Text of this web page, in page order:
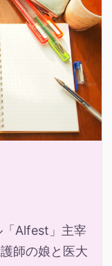
「Alfest」主宰
師の娘と医大